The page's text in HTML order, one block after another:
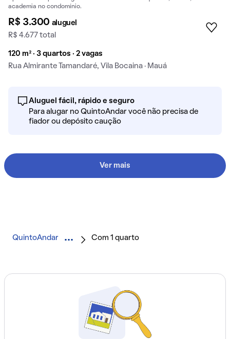
academia no condomínio.
R$ 3.300 aluguel
R$ 4.677 total
120 m² · 3 quartos · 2 vagas
Rua Almirante Tamandaré, Vila Bocaina · Mauá
Aluguel fácil, rápido e seguro
Para alugar no QuintoAndar você não precisa de
fiador ou depósito caução
Ver mais
QuintoAndar Com 1 quarto